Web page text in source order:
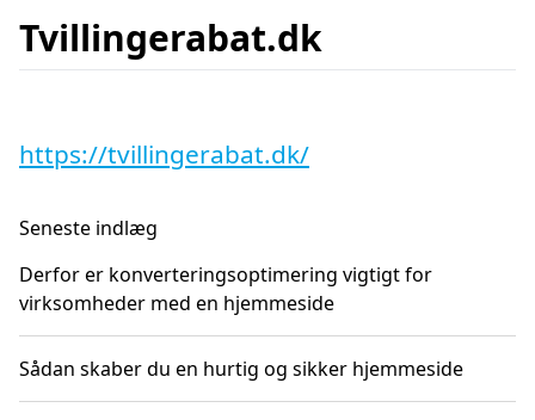
Tvillingerabat.dk
https://tvillingerabat.dk/
Seneste indlæg
Derfor er konverteringsoptimering vigtigt for
virksomheder med en hjemmeside
Sådan skaber du en hurtig og sikker hjemmeside